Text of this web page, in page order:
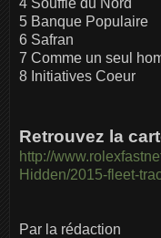
5 Banque Populaire
6 Safran
7 Comme un seul
8 Initiatives Coeur
Retrouvez la
http://
Hidden/2015-fleet-
Par la rédaction